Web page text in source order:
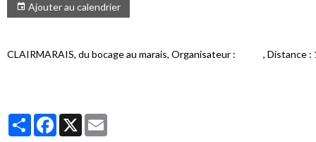
Ajouter au calendrier
CLAIRMARAIS, du bocage au marais, Organisateur : , Distance :
PartagerFacebook
X